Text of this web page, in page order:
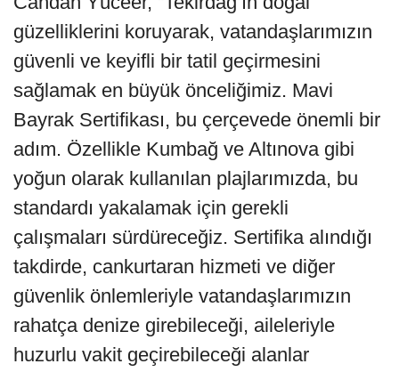
güzelliklerini koruyarak, vatandaşlarımızın
güvenli ve keyifli bir tatil geçirmesini
sağlamak en büyük önceliğimiz. Mavi
Bayrak Sertifikası, bu çerçevede önemli bir
adım. Özellikle Kumbağ ve Altınova gibi
yoğun olarak kullanılan plajlarımızda, bu
standardı yakalamak için gerekli
çalışmaları sürdüreceğiz. Sertifika alındığı
takdirde, cankurtaran hizmeti ve diğer
güvenlik önlemleriyle vatandaşlarımızın
rahatça denize girebileceği, aileleriyle
huzurlu vakit geçirebileceği alanlar